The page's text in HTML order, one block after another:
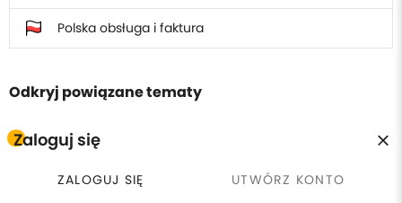
Zaloguj się
ZALOGUJ SIĘ UTWÓRZ KONTO
Polska obsługa i faktura
Odkryj powiązane tematy
Chemia